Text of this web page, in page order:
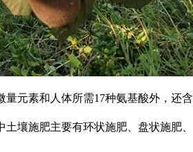
素和人体所需17种氨基酸外，还
施肥主要有环状施肥、盘状施肥、